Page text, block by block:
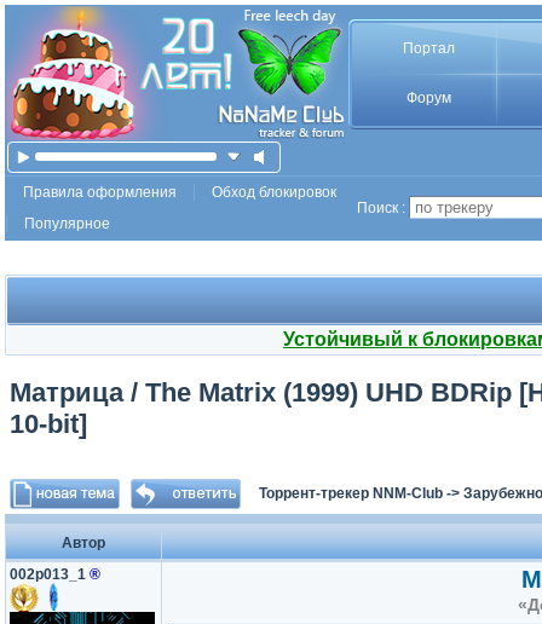
Портал
Форум
Правила оформления
Обход блокировок
Популярное
Поиск :
Устойчивый к
Матрица / The Matrix (1999) UHD BDRip
10-bit]
Торрент-трекер NNM-Club ->
Автор
002p013_1 ®